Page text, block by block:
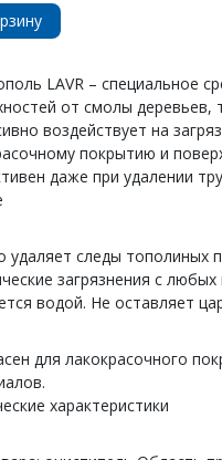
LAVR – специальное
от смолы деревьев,
воздействует на
покрытию и
даже при удалении
удаляет следы тополиных
загрязнения с
водой. Не оставляет
для лакокрасочного
характеристики